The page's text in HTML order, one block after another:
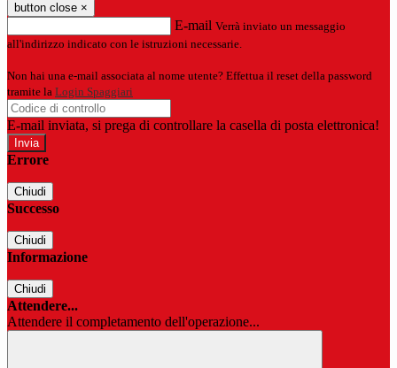
button close ×
E-mail Verrà inviato un messaggio
all'indirizzo indicato con le istruzioni necessarie.
Non hai una e-mail associata al nome utente? Effettua il reset della password
tramite la Login Spaggiari
E-mail inviata, si prega di controllare la casella di posta elettronica!
Errore
Chiudi
Successo
Chiudi
Informazione
Chiudi
Attendere...
Attendere il completamento dell'operazione...